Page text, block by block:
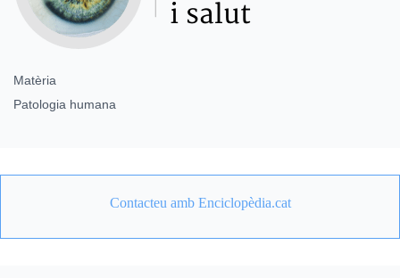
Matèria
Patologia humana
Contacteu amb Enciclopèdia.cat